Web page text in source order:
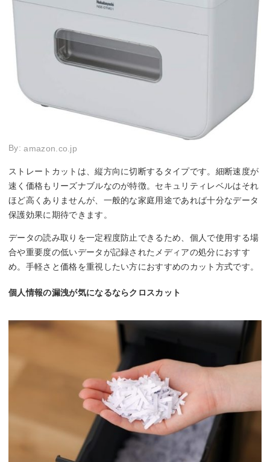
By:amazon.co.jp
ストレートカットは、縦方向に切断するタイプです。細断速度が
速く価格もリーズナブルなのが特徴。セキュリティレベルはそれ
ほど高くありませんが、一般的な家庭用途であれば十分なデータ
保護効果に期待できます。
データの読み取りを一定程度防止できるため、個人で使用する場
合や重要度の低いデータが記録されたメディアの処分におすす
め。手軽さと価格を重視したい方におすすめのカット方式です。
個人情報の漏洩が気になるならクロスカット